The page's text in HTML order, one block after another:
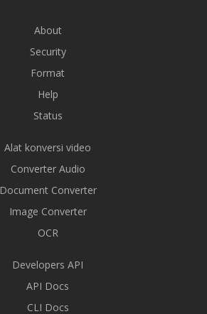
About
Security
Format
Help
Status
Alat konversi video
Converter Audio
Document Converter
Image Converter
OCR
Developers API
API Docs
CLI Docs